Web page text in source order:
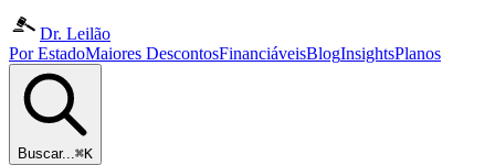
Dr. Leilão
Por EstadoMaiores DescontosFinanciáveisBlogInsightsPlanos
Buscar...⌘K